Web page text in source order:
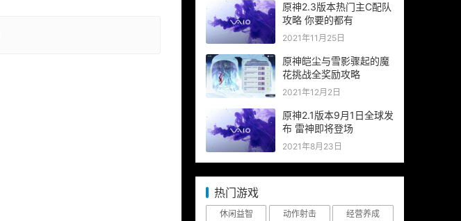
原神2.3版本热门主C配队
攻略 你要的都有
2021年11月25日
原神皑尘与雪影骤起的魔
花挑战全奖励攻略
2021年12月2日
原神2.1版本9月1日全球发
布 雷神即将登场
2021年8月23日
热门游戏
休闲益智 动作射击 经营养成